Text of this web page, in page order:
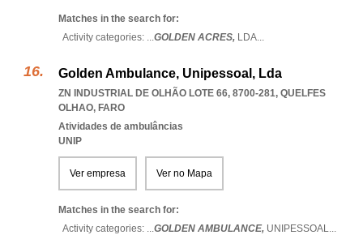
Matches in the search for:
Activity categories: ...GOLDEN ACRES, LDA...
Golden Ambulance, Unipessoal, Lda
ZN INDUSTRIAL DE OLHÃO LOTE 66, 8700-281, QUELFES
OLHAO, FARO
Atividades de ambulâncias
UNIP
Ver empresa Ver no Mapa
Matches in the search for:
Activity categories: ...GOLDEN AMBULANCE, UNIPESSOAL...